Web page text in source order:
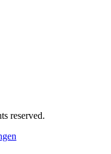
reserved.